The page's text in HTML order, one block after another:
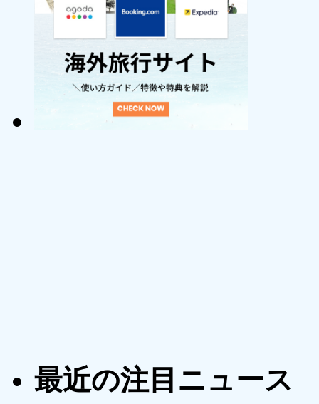
最近の注目ニュース